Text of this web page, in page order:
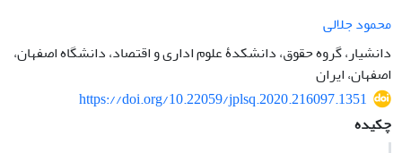
محمود جلالی
دانشیار، گروه حقوق، دانشکدۀ علوم اداری و اقتصاد، دانشگاه اصفهان،
اصفهان، ایران
https://doi.org/10.22059/jplsq.2020.216097.1351
چکیده